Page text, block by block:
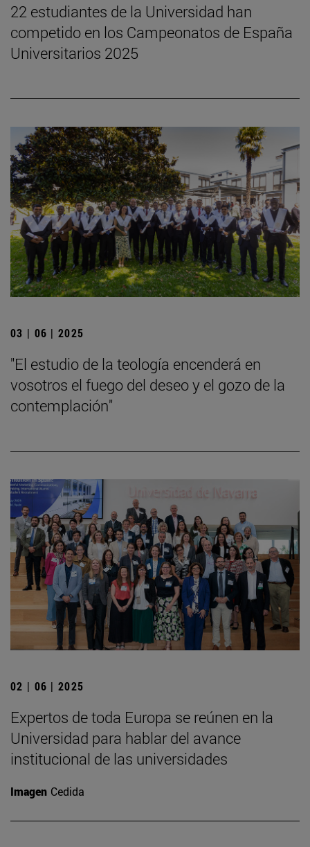
22 estudiantes de la Universidad han
competido en los Campeonatos de España
Universitarios 2025
03 | 06 | 2025
"El estudio de la teología encenderá en
vosotros el fuego del deseo y el gozo de la
contemplación"
02 | 06 | 2025
Expertos de toda Europa se reúnen en la
Universidad para hablar del avance
institucional de las universidades
Imagen Cedida